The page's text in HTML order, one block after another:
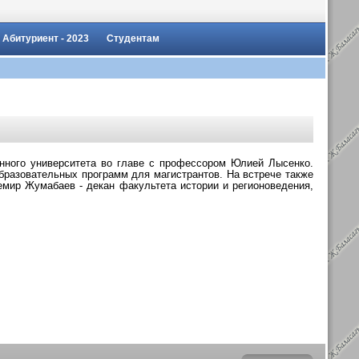
Абитуриент - 2023 Студентам
университета во главе с профессором Юлией Лысенко.
программ для магистрантов. На встречетакже
Жумабаев - декан факультета истории и регионоведения,